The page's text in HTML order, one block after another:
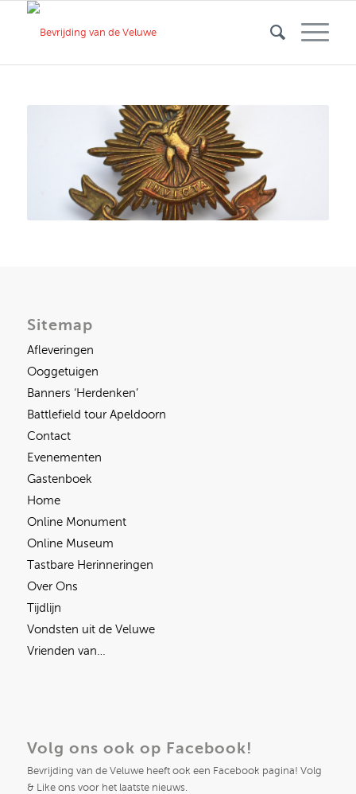
Sitemap
Afleveringen
Ooggetuigen
Banners ‘Herdenken’
Battlefield tour Apeldoorn
Contact
Evenementen
Gastenboek
Home
Online Monument
Online Museum
Tastbare Herinneringen
Over Ons
Tijdlijn
Vondsten uit de Veluwe
Vrienden van…
Volg ons ook op Facebook!
Bevrijding van de Veluwe heeft ook een Facebook pagina! Volg
& Like ons voor het laatste nieuws.